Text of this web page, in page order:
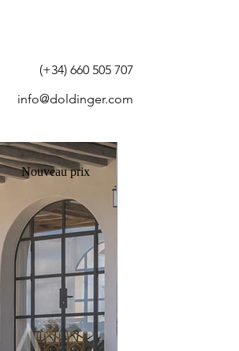
info@doldinger.com
(+34) 660 505 707
Nouveau prix